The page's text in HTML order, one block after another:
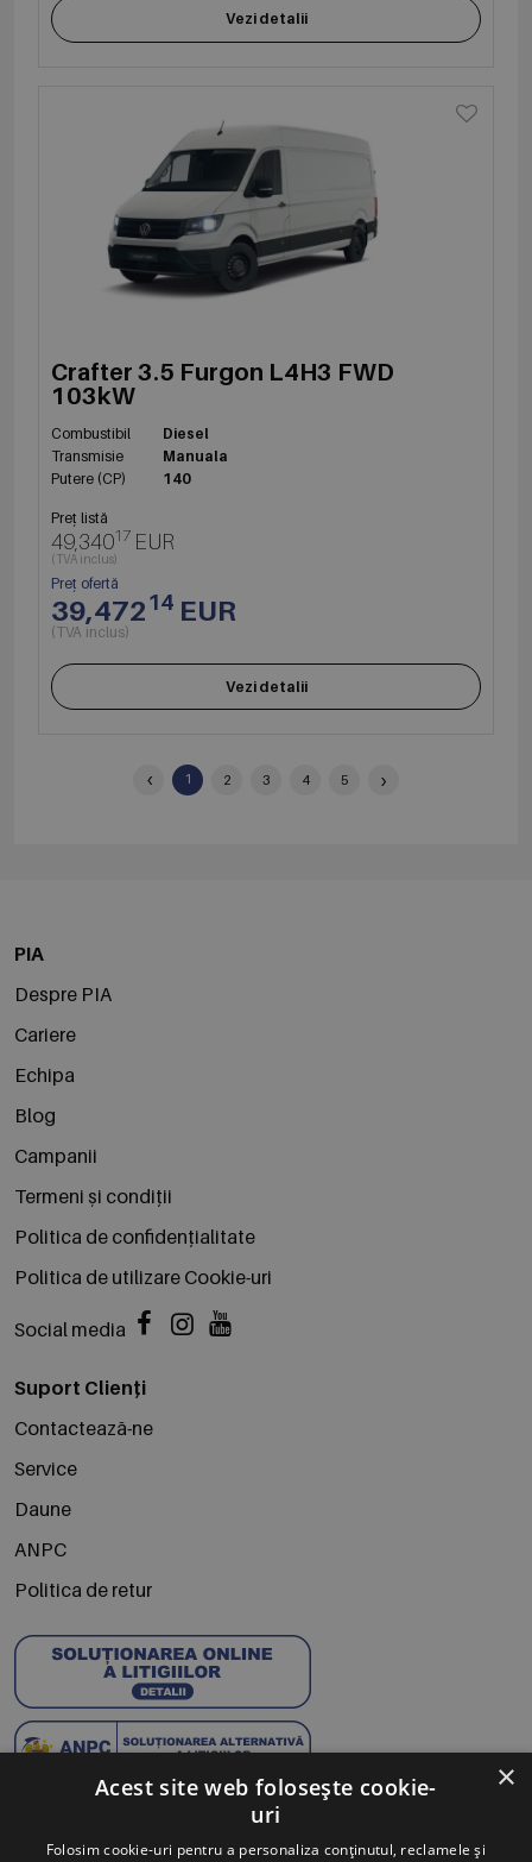
Vezi detalii
Crafter 3.5 Furgon L4H3 FWD
103kW
Combustibil
Diesel
Transmisie
Manuala
Putere (CP)
140
Preț listă
49,34017 EUR
(TVA inclus)
Preț ofertă
39,47214 EUR
(TVA inclus)
Vezi detalii
‹ 1 2 3 4 5 ›
PIA
Despre PIA
Cariere
Echipa
Blog
Campanii
Termeni și condiții
Politica de confidențialitate
Politica de utilizare Cookie-uri
Social media
Suport Clienți
Contactează-ne
Service
Daune
ANPC
Politica de retur
Abonează-te la Newsletter
×
Acest site web folosește cookie-
uri
Folosim cookie-uri pentru a personaliza conținutul, reclamele și